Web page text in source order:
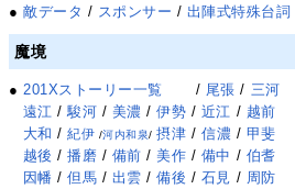
●敵データ / スポンサー / 出陣式特殊台詞
魔境
● 201Xストーリー一覧 / 尾張 / 三河
遠江 /駿河 / 美濃 /伊勢 / 近江 / 越前
大和 /紀伊 /河内和泉/摂津 / 信濃 / 甲斐
越後 /播磨 / 備前 /美作 / 備中 / 伯耆
因幡 /但馬 / 出雲 /備後 / 石見 / 周防